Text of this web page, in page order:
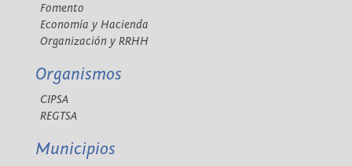
Fomento
Economía y Hacienda
Organización y RRHH
Organismos
CIPSA
REGTSA
Municipios